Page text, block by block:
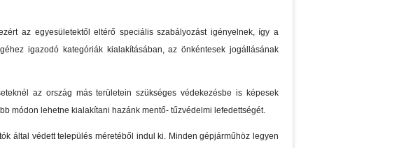
az egyesületektől eltérő speciális szabályozást igényelnek, így a
igazodó kategóriák kialakításában, az önkéntesek jogállásának
az ország más területein szükséges védekezésbe is képesek
módon lehetne kialakítani hazánk mentő- tűzvédelmi lefedettségét.
által védett település méretéből indul ki. Minden gépjárműhöz legyen